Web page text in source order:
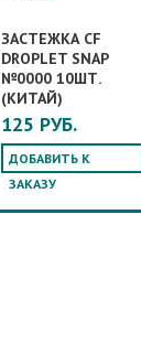
ЗАСТЕЖКА CF
DROPLET SNAP
№0000 10ШТ.
(КИТАЙ)
125 РУБ.
ДОБАВИТЬ К
ЗАКАЗУ